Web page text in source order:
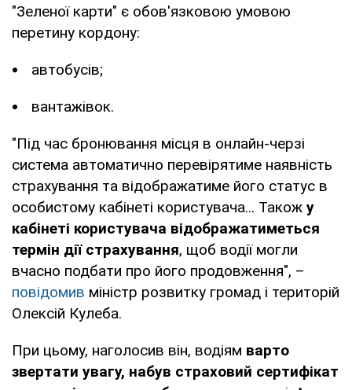
"Зеленої карти" є обов'язковою умовою
перетину кордону:
автобусів;
вантажівок.
"Під час бронювання місця в онлайн-черзі
система автоматично перевірятиме наявність
страхування та відображатиме його статус в
особистому кабінеті користувача... Також у
кабінеті користувача відображатиметься
термін дії страхування, щоб водії могли
вчасно подбати про його продовження", –
повідомив міністр розвитку громад і територій
Олексій Кулеба.
При цьому, наголосив він, водіям варто
звертати увагу, набув страховий сертифікат